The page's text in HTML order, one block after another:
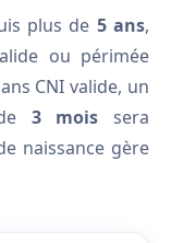
plus de 5 ans,
ou périmée
CNI valide, un
3 mois sera
naissance gère